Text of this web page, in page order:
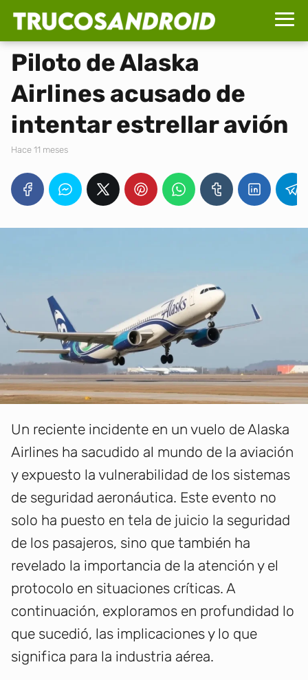
Piloto de Alaska
Airlines acusado de
intentar estrellar avión
hace 11 meses
Un reciente incidente en un vuelo de Alaska
Airlines ha sacudido al mundo de la aviación
y expuesto la vulnerabilidad de los sistemas
de seguridad aeronáutica. Este evento no
solo ha puesto en tela de juicio la seguridad
de los pasajeros, sino que también ha
revelado la importancia de la atención y el
protocolo en situaciones críticas. A
continuación, exploramos en profundidad lo
que sucedió, las implicaciones y lo que
significa para la industria aérea.